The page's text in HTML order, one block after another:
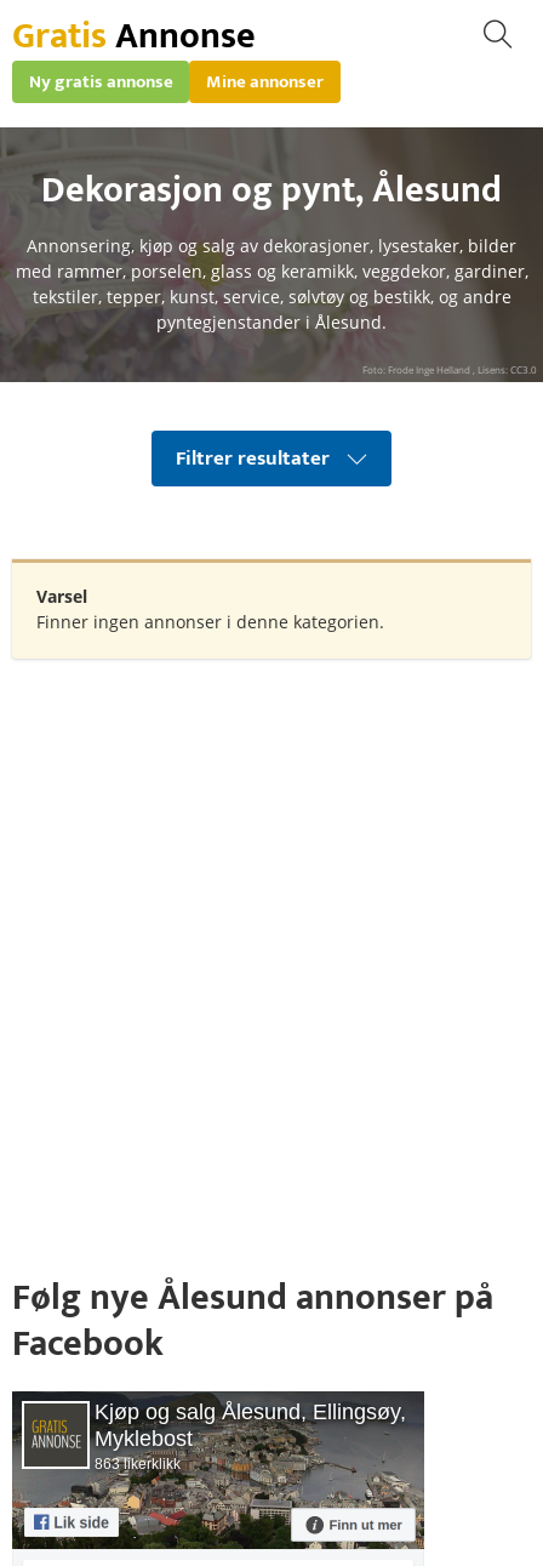
GratisAnnonse
Ny gratis annonse Mine annonser
Dekorasjon og pynt,Ålesund
Annonsering, kjøp og salg av dekorasjoner, lysestaker, bilder
med rammer, porselen, glass og keramikk, veggdekor, gardiner,
tekstiler, tepper, kunst, service, sølvtøy og bestikk, og andre
pyntegjenstander i Ålesund.
Foto: Frode Inge Helland , Lisens: CC3.0
Filtrer resultater
Varsel
Finner ingen annonser i denne kategorien.
Følg nye Ålesund annonser på
Facebook
Kjøp og salg Ålesund, Ellingsøy,
Myklebost
863 likerklikk